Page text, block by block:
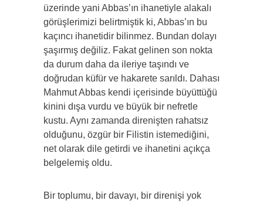
üzerinde yani Abbas’ın ihanetiyle alakalı
görüşlerimizi belirtmiştik ki, Abbas’ın bu
kaçıncı ihanetidir bilinmez. Bundan dolayı
şaşırmış değiliz. Fakat gelinen son nokta
da durum daha da ileriye taşındı ve
doğrudan küfür ve hakarete sarıldı. Dahası
Mahmut Abbas kendi içerisinde büyüttüğü
kinini dışa vurdu ve büyük bir nefretle
kustu. Aynı zamanda direnişten rahatsız
olduğunu, özgür bir Filistin istemediğini,
net olarak dile getirdi ve ihanetini açıkça
belgelemiş oldu.
Bir toplumu, bir davayı, bir direnişi yok